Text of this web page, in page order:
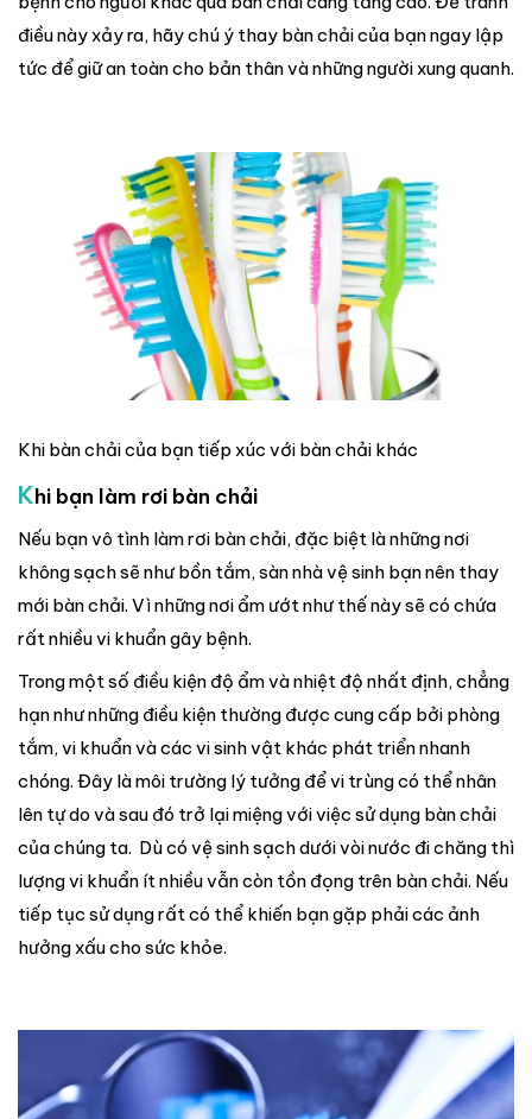
điều này xảy ra, hãy chú ý thay bàn chải của bạn ngay lập
tức để giữ an toàn cho bản thân và những người xung quanh.
Khi bàn chải của bạn tiếp xúc với bàn chải khác
Khi bạn làm rơi bàn chải
Nếu bạn vô tình làm rơi bàn chải, đặc biệt là những nơi
không sạch sẽ như bồn tắm, sàn nhà vệ sinh bạn nên thay
mới bàn chải. Vì những nơi ẩm ướt như thế này sẽ có chứa
rất nhiều vi khuẩn gây bệnh.
Trong một số điều kiện độ ẩm và nhiệt độ nhất định, chẳng
hạn như những điều kiện thường được cung cấp bởi phòng
tắm, vi khuẩn và các vi sinh vật khác phát triển nhanh
chóng. Đây là môi trường lý tưởng để vi trùng có thể nhân
lên tự do và sau đó trở lại miệng với việc sử dụng bàn chải
của chúng ta. Dù có vệ sinh sạch dưới vòi nước đi chăng thì
lượng vi khuẩn ít nhiều vẫn còn tồn đọng trên bàn chải. Nếu
tiếp tục sử dụng rất có thể khiến bạn gặp phải các ảnh
hưởng xấu cho sức khỏe.